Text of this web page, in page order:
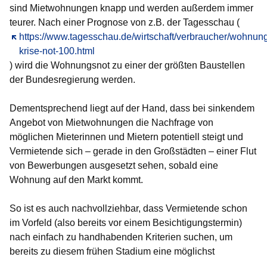
sind Mietwohnungen knapp und werden außerdem immer
teurer. Nach einer Prognose von z.B. der Tagesschau (
https://www.tagesschau.de/wirtschaft/verbraucher/
krise-not-100.html
Öffnet sich in einem neuen Fenster
) wird die Wohnungsnot zu einer der größten Baustellen
der Bundesregierung werden.
Dementsprechend liegt auf der Hand, dass bei sinkendem
Angebot von Mietwohnungen die Nachfrage von
möglichen Mieterinnen und Mietern potentiell steigt und
Vermietende sich – gerade in den Großstädten – einer Flut
von Bewerbungen ausgesetzt sehen, sobald eine
Wohnung auf den Markt kommt.
So ist es auch nachvollziehbar, dass Vermietende schon
im Vorfeld (also bereits vor einem Besichtigungstermin)
nach einfach zu handhabenden Kriterien suchen, um
bereits zu diesem frühen Stadium eine möglichst